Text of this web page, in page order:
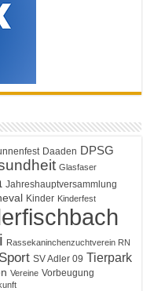
Daaden DPSG
Glasfaser
Jahreshauptversammlung
Kinder Kinderfest
Rassekaninchenzuchtverein RN
Sport SV Adler 09 Tierpark
Vereine Vorbeugung